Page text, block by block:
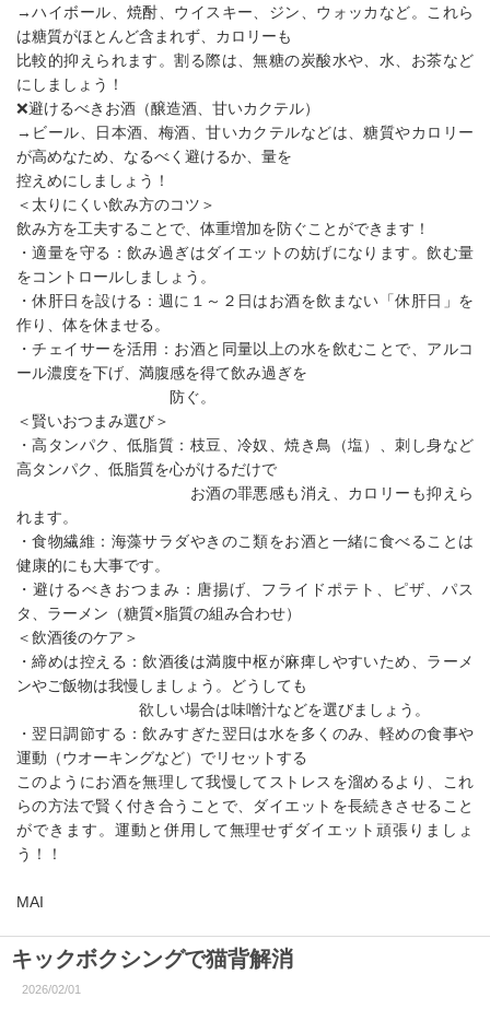
→ハイボール、焼酎、ウイスキー、ジン、ウォッカなど。これら
は糖質がほとんど含まれず、カロリーも
比較的抑えられます。割る際は、無糖の炭酸水や、水、お茶など
にしましょう！
❌️避けるべきお酒（醸造酒、甘いカクテル）
→ビール、日本酒、梅酒、甘いカクテルなどは、糖質やカロリー
が高めなため、なるべく避けるか、量を
控えめにしましょう！
＜太りにくい飲み方のコツ＞
飲み方を工夫することで、体重増加を防ぐことができます！
・適量を守る：飲み過ぎはダイエットの妨げになります。飲む量
をコントロールしましょう。
・休肝日を設ける：週に１～２日はお酒を飲まない「休肝日」を
作り、体を休ませる。
・チェイサーを活用：お酒と同量以上の水を飲むことで、アルコ
ール濃度を下げ、満腹感を得て飲み過ぎを
防ぐ。
＜賢いおつまみ選び＞
・高タンパク、低脂質：枝豆、冷奴、焼き鳥（塩）、刺し身など
高タンパク、低脂質を心がけるだけで
お酒の罪悪感も消え、カロリーも抑えら
れます。
・食物繊維：海藻サラダやきのこ類をお酒と一緒に食べることは
健康的にも大事です。
・避けるべきおつまみ：唐揚げ、フライドポテト、ピザ、パス
タ、ラーメン（糖質×脂質の組み合わせ）
＜飲酒後のケア＞
・締めは控える：飲酒後は満腹中枢が麻痺しやすいため、ラーメ
ンやご飯物は我慢しましょう。どうしても
欲しい場合は味噌汁などを選びましょう。
・翌日調節する：飲みすぎた翌日は水を多くのみ、軽めの食事や
運動（ウオーキングなど）でリセットする
このようにお酒を無理して我慢してストレスを溜めるより、これ
らの方法で賢く付き合うことで、ダイエットを長続きさせること
ができます。運動と併用して無理せずダイエット頑張りましょ
う！！
MAI
キックボクシングで猫背解消
2026/02/01